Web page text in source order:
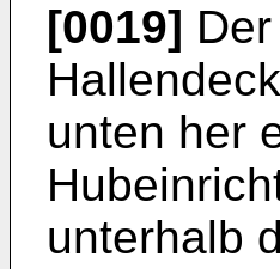
[0019]
unten her
unterhalb